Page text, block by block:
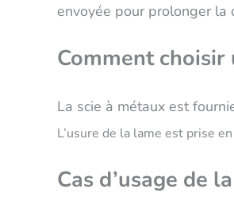
envoyée pour prolonger la
Comment choisir
La scie à métaux est
L’usure de la lame est prise
Cas d’usage de